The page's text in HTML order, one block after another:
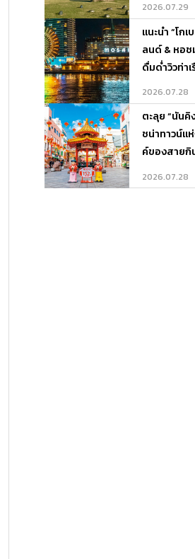
วรอบเกาะ
2026.07.29
แนะนำ “โกเ
ลนด์ & หอช
ดื่มด่ำวิวท่า
ยวรอบ ๆ
2026.07.28
ตะลุย “นันคิ
ชน่าทาวน์แ
ค์ของสาย
อง
2026.07.28